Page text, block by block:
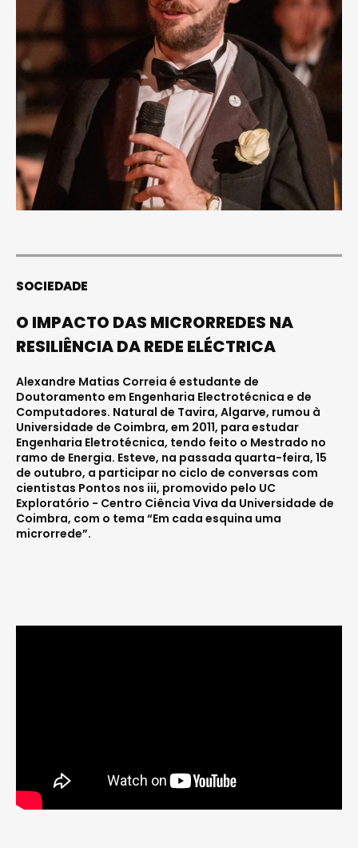
SOCIEDADE
O IMPACTO DAS MICRORREDES NA
RESILIÊNCIA DA REDE ELÉCTRICA
Alexandre Matias Correia é estudante de
Doutoramento em Engenharia Electrotécnica e de
Computadores. Natural de Tavira, Algarve, rumou à
Universidade de Coimbra, em 2011, para estudar
Engenharia Eletrotécnica, tendo feito o Mestrado no
ramo de Energia. Esteve, na passada quarta-feira, 15
de outubro, a participar no ciclo de conversas com
cientistas Pontos nos iii, promovido pelo UC
Exploratório - Centro Ciência Viva da Universidade de
Coimbra, com o tema “Em cada esquina uma
microrrede”.